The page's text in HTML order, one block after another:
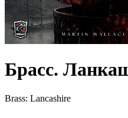
Брасс.
Brass: Lancashire